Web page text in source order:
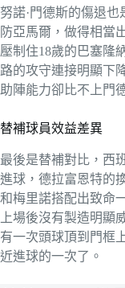
努諾·門德斯的傷退
防亞馬爾，做得相當
壓制住18歲的巴塞隆
路的攻守連接明顯下
助陣能力卻比不上門
替補球員效益差異
最後是替補對比，西
進球，德拉富恩特的
和梅里諾搭配出致命
上場後沒有製造明顯
有一次頭球頂到門框
近進球的一次了。